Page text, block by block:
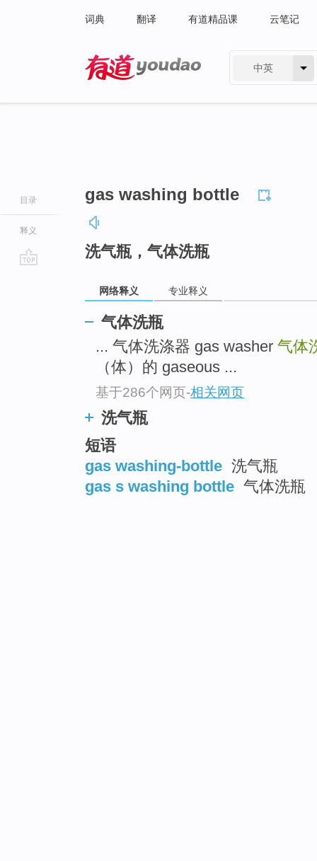
词典 翻译 有道精品课 云笔记
中英
目录
释义
gas washing bottle
洗气瓶，气体洗瓶
网络释义 专业释义
气体洗瓶
... 气体洗涤器 gas washer 气体
（体）的 gaseous ...
基于286个网页-相关网页
洗气瓶
短语
gas washing-bottle 洗气瓶
gas s washing bottle 气体洗瓶